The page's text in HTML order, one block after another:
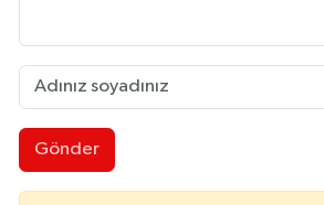
Gönder